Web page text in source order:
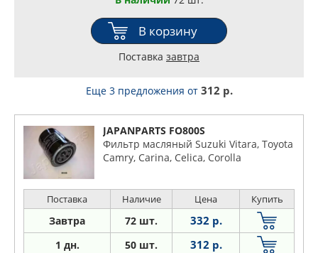
В корзину
Поставка завтра
Еще 3 предложения от 312 р.
JAPANPARTS FO800S
Фильтр масляный Suzuki Vitara, Toyota
Camry, Carina, Celica, Corolla
Поставка Наличие Цена Купить
Завтра 72 шт. 332 р.
1 дн. 50 шт. 312 р.